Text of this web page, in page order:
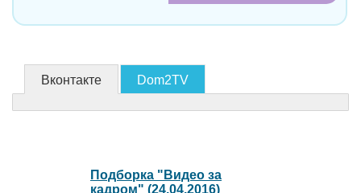
Вконтакте Dom2TV
Подборка "Видео за
кадром" (24.04.2016)